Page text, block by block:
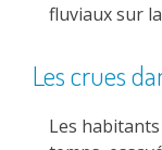
fluviaux sur
Les crues
Les